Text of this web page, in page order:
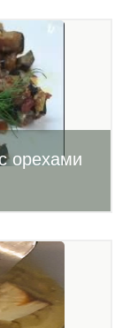
орехами